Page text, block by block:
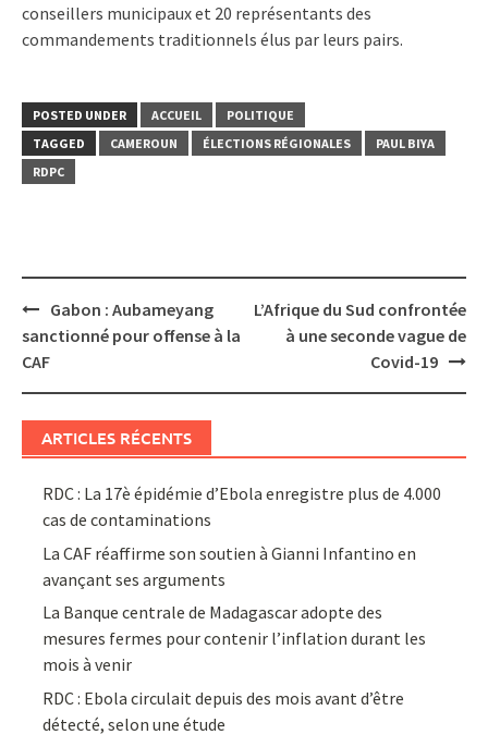
conseillers municipaux et 20 représentants des
commandements traditionnels élus par leurs pairs.
POSTED UNDER ACCUEIL
POLITIQUE
TAGGED
CAMEROUN ÉLECTIONS RÉGIONALES
PAUL BIYA
RDPC
Post
navigation
Gabon : Aubameyang
sanctionné pour offense à la
CAF
L’Afrique du Sud confrontée
à une seconde vague de
Covid-19
ARTICLES RÉCENTS
RDC : La 17è épidémie d’Ebola enregistre plus de 4.000
cas de contaminations
La CAF réaffirme son soutien à Gianni Infantino en
avançant ses arguments
La Banque centrale de Madagascar adopte des
mesures fermes pour contenir l’inflation durant les
mois à venir
RDC : Ebola circulait depuis des mois avant d’être
détecté, selon une étude